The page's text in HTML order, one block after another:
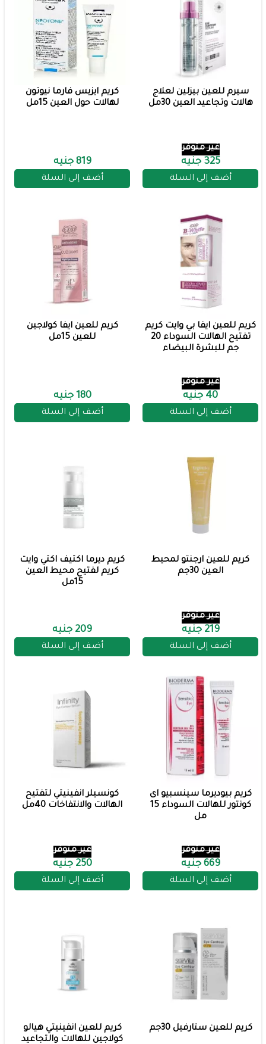
سيرم للعين بيزلين لعلاج
هالات وتجاعيد العين 30مل
غير متوفر
325 جنيه
أضف إلى السلة
كريم ايزيس فارما نيوتون
لهالات حول العين 15مل
819 جنيه
أضف إلى السلة
كريم للعين ايفا بي وايت كريم
تفتيح الهالات السوداء 20
جم للبشرة البيضاء
غير متوفر
40 جنيه
أضف إلى السلة
كريم للعين ايفا كولاجين
للعين 15مل
180 جنيه
أضف إلى السلة
كريم للعين ارجنتو لمحيط
العين 30جم
غير متوفر
219 جنيه
أضف إلى السلة
كريم ديرما اكتيف اكتي وايت
كريم لفتيح محيط العين
15مل
209 جنيه
أضف إلى السلة
كريم بيوديرما سينسبيو اى
كونتور للهالات السوداء 15
مل
غير متوفر
669 جنيه
أضف إلى السلة
كونسيلر انفينيتي لتفتيح
الهالات والانتفاخات 40مل
غير متوفر
250 جنيه
أضف إلى السلة
كريم للعين ستارفيل 30جم
كريم للعين انفينيتي هيالو
كولاجين للهالات والتجاعيد